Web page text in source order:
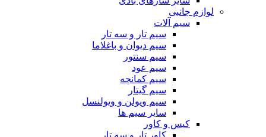
لوازم جانبی
سیم آلات
سیم تار و سه تار
سیم دیوان و باغلاما
سیم سنتور
سیم عود
سیم کمانچه
سیم گیتار
سیم ویولن و ویولنسل
سایر سیم ها
کیس و کاور
کاور تار و سه تار